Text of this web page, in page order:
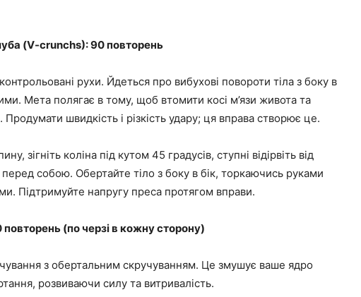
(V-crunchs): 90 повторень
рухи. Йдеться про вибухові повороти тіла з боку в
Мета полягає в тому, щоб втомити косі м’язи живота та
швидкість і різкість удару; ця вправа створює це.
зігніть коліна під кутом 45 градусів, ступні відірвіть від
перед собою. Обертайте тіло з боку в бік, торкаючись руками
Підтримуйте напругу преса протягом вправи.
повторень (по черзі в кожну сторону)
з обертальним скручуванням. Це змушує ваше ядро
розвиваючи силу та витривалість.